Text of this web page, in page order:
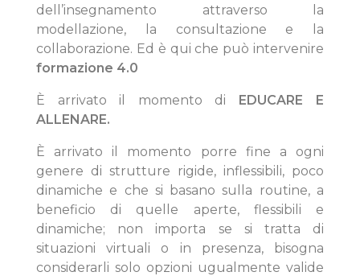
dell’insegnamento attraverso la
modellazione, la consultazione e la
collaborazione. Ed è qui che può intervenire
formazione 4.0
È arrivato il momento di EDUCARE E
ALLENARE.
È arrivato il momento porre fine a ogni
genere di strutture rigide, inflessibili, poco
dinamiche e che si basano sulla routine, a
beneficio di quelle aperte, flessibili e
dinamiche; non importa se si tratta di
situazioni virtuali o in presenza, bisogna
considerarli solo opzioni ugualmente valide